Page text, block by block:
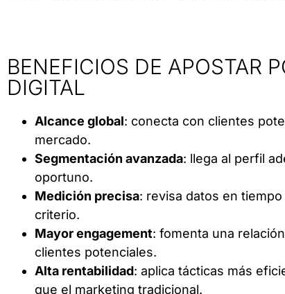
BENEFICIOS DE APOSTAR
DIGITAL
Alcance global: conecta con clientes
mercado.
Segmentación avanzada: llega al perfil
oportuno.
Medición precisa: revisa datos en
criterio.
Mayor engagement: fomenta una
clientes potenciales.
Alta rentabilidad: aplica tácticas más
que el marketing tradicional.